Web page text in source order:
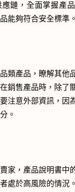
鏈，全面掌握產
能夠符合安全標準。
類產品，瞭解其他
銷售產品時，除了
注意外部資訊，因
。
家，產品說明書中
處於高風險的情況